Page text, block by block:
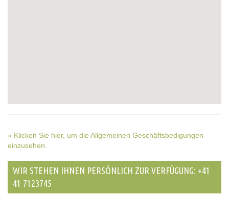
» Klicken Sie hier, um die Allgemeinen Geschäftsbedigungen
einzusehen.
WIR STEHEN IHNEN PERSÖNLICH ZUR VERFÜGUNG: +41
41 7123745